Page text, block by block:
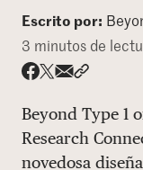
Programas
Quienes somos
Escrito por:
3 minutos de
Beyond Type 1
Research
novedosa